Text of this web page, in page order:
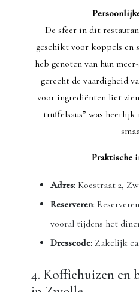
De sfeer in dit
geschikt voor koppels en
heb genoten van hun
gerecht de vaardigheid
voor ingrediënten liet
truffelsaus” was heerlijk
Praktische
Adres: Koestraat 2,
Reserveren:
vooral tijdens het
Dresscode: Zakelijk
4. Koffiehuizen en